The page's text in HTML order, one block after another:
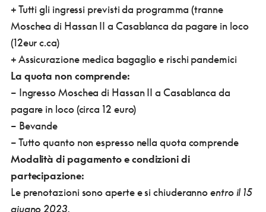
+ Tutti gli ingressi previsti da programma (tranne
Moschea di Hassan II a Casablanca da pagare in loco
(12eur c.ca)
+ Assicurazione medica bagaglio e rischi pandemici
La quota non comprende:
– Ingresso Moschea di Hassan II a Casablanca da
pagare in loco (circa 12 euro)
– Bevande
– Tutto quanto non espresso nella quota comprende
Modalità di pagamento e condizioni di
partecipazione:
Le prenotazioni sono aperte e si chiuderannoentro il 15
giugno 2023.